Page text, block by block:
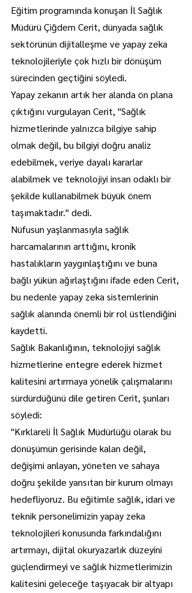
Eğitim programında konuşan İl Sağlık
Müdürü Çiğdem Cerit, dünyada sağlık
sektörünün dijitalleşme ve yapay zeka
teknolojileriyle çok hızlı bir dönüşüm
sürecinden geçtiğini söyledi.
Yapay zekanın artık her alanda ön plana
çıktığını vurgulayan Cerit, "Sağlık
hizmetlerinde yalnızca bilgiye sahip
olmak değil, bu bilgiyi doğru analiz
edebilmek, veriye dayalı kararlar
alabilmek ve teknolojiyi insan odaklı bir
şekilde kullanabilmek büyük önem
taşımaktadır." dedi.
Nüfusun yaşlanmasıyla sağlık
harcamalarının arttığını, kronik
hastalıkların yaygınlaştığını ve buna
bağlı yükün ağırlaştığını ifade eden Cerit,
bu nedenle yapay zeka sistemlerinin
sağlık alanında önemli bir rol üstlendiğini
kaydetti.
Sağlık Bakanlığının, teknolojiyi sağlık
hizmetlerine entegre ederek hizmet
kalitesini artırmaya yönelik çalışmalarını
sürdürdüğünü dile getiren Cerit, şunları
söyledi:
"Kırklareli İl Sağlık Müdürlüğü olarak bu
dönüşümün gerisinde kalan değil,
değişimi anlayan, yöneten ve sahaya
doğru şekilde yansıtan bir kurum olmayı
hedefliyoruz. Bu eğitimle sağlık, idari ve
teknik personelimizin yapay zeka
teknolojileri konusunda farkındalığını
artırmayı, dijital okuryazarlık düzeyini
güçlendirmeyi ve sağlık hizmetlerimizin
kalitesini geleceğe taşıyacak bir altyapı